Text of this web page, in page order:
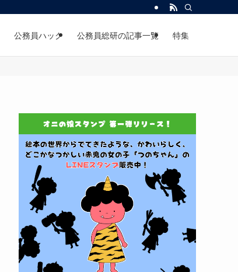
公務員ハック 公務員総研の記事一覧 特集